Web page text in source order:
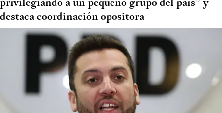
privilegiando a un pequeño grupo del país” y
destaca coordinación opositora